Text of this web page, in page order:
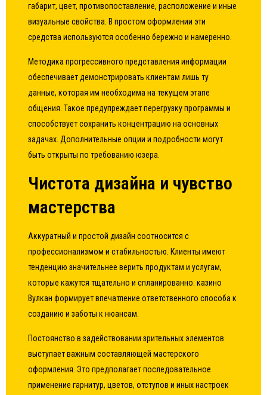
габарит, цвет, противопоставление, расположение и иные
визуальные свойства. В простом оформлении эти
средства используются особенно бережно и намеренно.
Методика прогрессивного представления информации
обеспечивает демонстрировать клиентам лишь ту
данные, которая им необходима на текущем этапе
общения. Такое предупреждает перегрузку программы и
способствует сохранить концентрацию на основных
задачах. Дополнительные опции и подробности могут
быть открыты по требованию юзера.
Чистота дизайна и чувство
мастерства
Аккуратный и простой дизайн соотносится с
профессионализмом и стабильностью. Клиенты имеют
тенденцию значительнее верить продуктам и услугам,
которые кажутся тщательно и спланированно. казино
Вулкан формирует впечатление ответственного способа к
созданию и заботы к нюансам.
Постоянство в задействовании зрительных элементов
выступает важным составляющей мастерского
оформления. Это предполагает последовательное
применение гарнитур, цветов, отступов и иных настроек